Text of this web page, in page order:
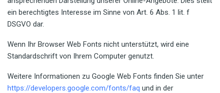
ein berechtigtes Interesse im Sinne von Art. 6 Abs. 1 lit. f
DSGVO dar.
Wenn Ihr Browser Web Fonts nicht unterstützt, wird eine
Standardschrift von Ihrem Computer genutzt.
Weitere Informationen zu Google Web Fonts finden Sie unter
https://developers.google.com/fonts/faq und in der